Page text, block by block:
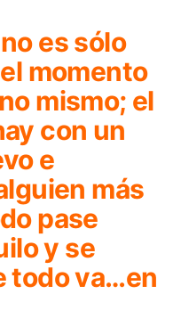
es sólo
momento
mismo; el
con un
e
más
pase
y se
todo va…en